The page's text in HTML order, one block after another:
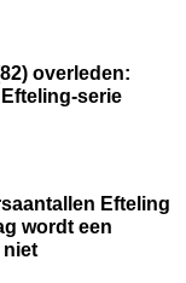
overleden:
serie
Efteling
wordt een
niet